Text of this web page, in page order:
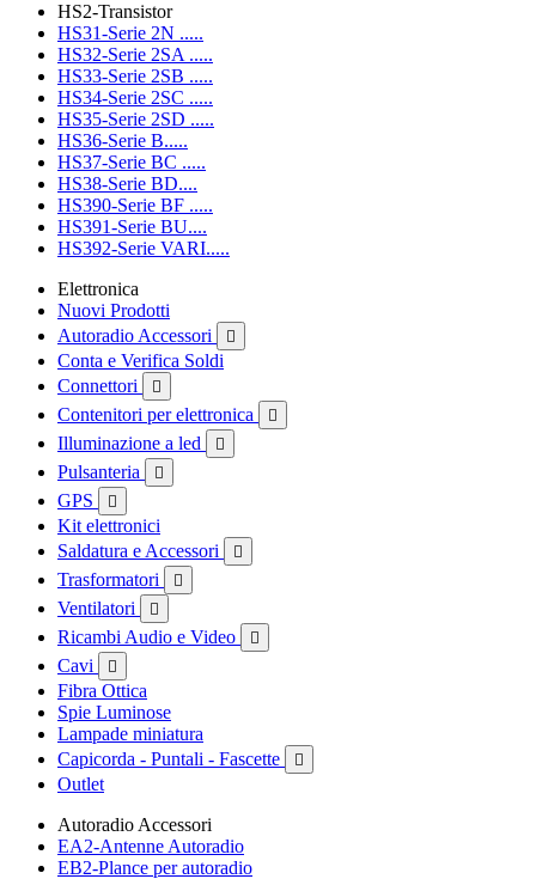
HS2-Transistor
HS31-Serie 2N .....
HS32-Serie 2SA .....
HS33-Serie 2SB .....
HS34-Serie 2SC .....
HS35-Serie 2SD .....
HS36-Serie B.....
HS37-Serie BC .....
HS38-Serie BD....
HS390-Serie BF .....
HS391-Serie BU....
HS392-Serie VARI.....
Elettronica
Nuovi Prodotti
Autoradio Accessori

Conta e Verifica Soldi
Connettori

Contenitori per elettronica 
Illuminazione a led 
Pulsanteria 
GPS 
Kit elettronici
Saldatura e Accessori

Trasformatori 
Ventilatori 
Ricambi Audio e Video 
Cavi 
Fibra Ottica
Spie Luminose
Lampade miniatura
Capicorda - Puntali - Fascette

Outlet
Autoradio Accessori
EA2-Antenne Autoradio
EB2-Plance per autoradio